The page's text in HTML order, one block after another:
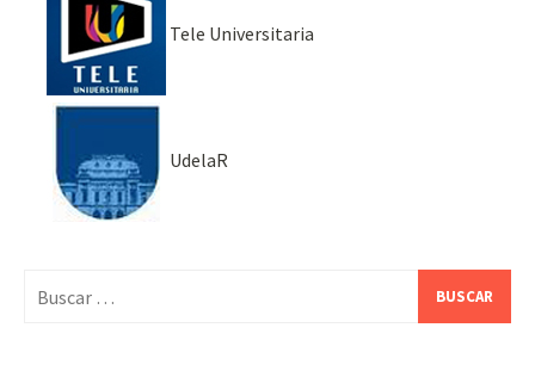
Tele Universitaria
UdelaR